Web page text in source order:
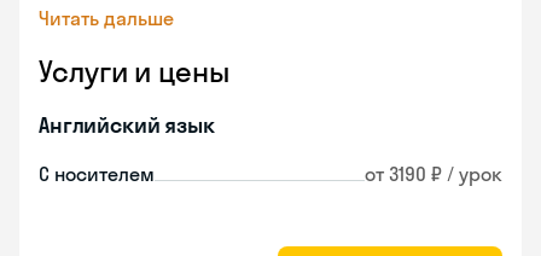
Читать дальше
Услуги и цены
Английский язык
С носителем от 3190 ₽ / урок